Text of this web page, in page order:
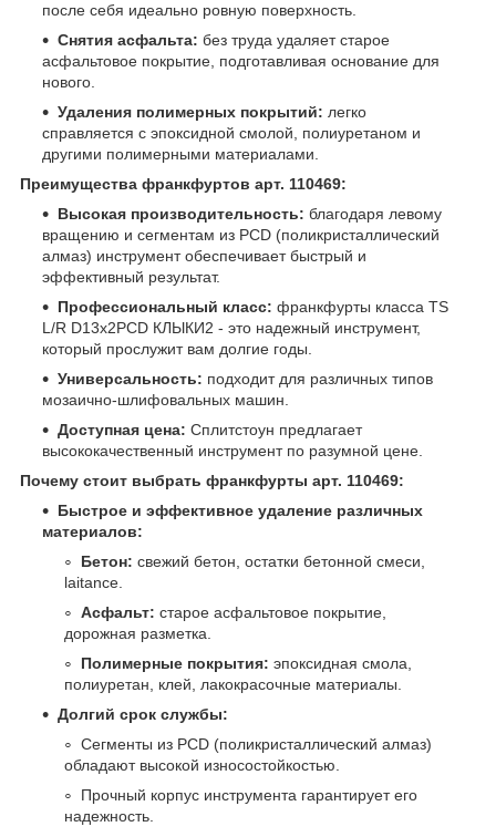
после себя идеально ровную поверхность.
Снятия асфальта: без труда удаляет старое
асфальтовое покрытие, подготавливая основание для
нового.
Удаления полимерных покрытий: легко
справляется с эпоксидной смолой, полиуретаном и
другими полимерными материалами.
Преимущества франкфуртов арт. 110469:
Высокая производительность: благодаря левому
вращению и сегментам из PCD (поликристаллический
алмаз) инструмент обеспечивает быстрый и
эффективный результат.
Профессиональный класс: франкфурты класса TS
L/R D13x2PCD КЛЫКИ2 - это надежный инструмент,
который прослужит вам долгие годы.
Универсальность: подходит для различных типов
мозаично-шлифовальных машин.
Доступная цена: Сплитстоун предлагает
высококачественный инструмент по разумной цене.
Почему стоит выбрать франкфурты арт. 110469:
Быстрое и эффективное удаление различных
материалов:
Бетон: свежий бетон, остатки бетонной смеси,
laitance.
Асфальт: старое асфальтовое покрытие,
дорожная разметка.
Полимерные покрытия: эпоксидная смола,
полиуретан, клей, лакокрасочные материалы.
Долгий срок службы:
Сегменты из PCD (поликристаллический алмаз)
обладают высокой износостойкостью.
Прочный корпус инструмента гарантирует его
надежность.